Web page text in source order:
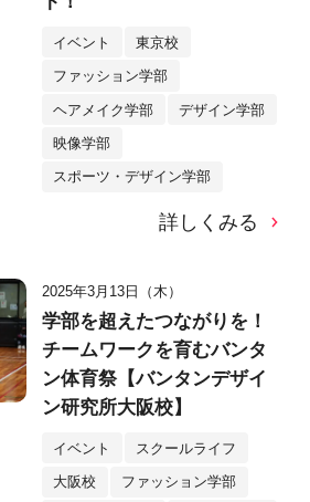
イベント 東京校
ファッション学部
ヘアメイク学部 デザイン学部
映像学部
スポーツ・デザイン学部
詳しくみる
2025年3月13日（木）
学部を超えたつながりを！
チームワークを育むバンタ
ン体育祭【バンタンデザイ
ン研究所大阪校】
イベント スクールライフ
大阪校 ファッション学部